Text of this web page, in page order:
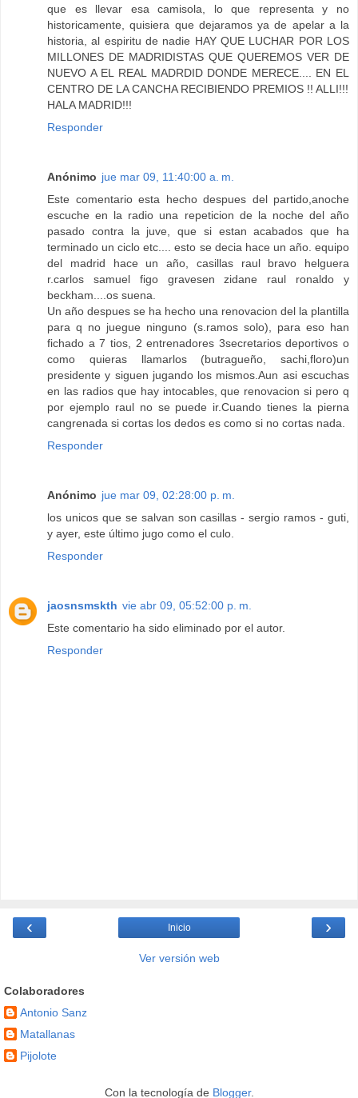
que es llevar esa camisola, lo que representa y no
historicamente, quisiera que dejaramos ya de apelar a la
historia, al espiritu de nadie HAY QUE LUCHAR POR LOS
MILLONES DE MADRIDISTAS QUE QUEREMOS VER DE
NUEVO A EL REAL MADRDID DONDE MERECE.... EN EL
CENTRO DE LA CANCHA RECIBIENDO PREMIOS !! ALLI!!!
HALA MADRID!!!
Responder
Anónimo jue mar 09, 11:40:00 a. m.
Este comentario esta hecho despues del partido,anoche
escuche en la radio una repeticion de la noche del año
pasado contra la juve, que si estan acabados que ha
terminado un ciclo etc.... esto se decia hace un año. equipo
del madrid hace un año, casillas raul bravo helguera
r.carlos samuel figo gravesen zidane raul ronaldo y
beckham....os suena.
Un año despues se ha hecho una renovacion del la plantilla
para q no juegue ninguno (s.ramos solo), para eso han
fichado a 7 tios, 2 entrenadores 3secretarios deportivos o
como quieras llamarlos (butragueño, sachi,floro)un
presidente y siguen jugando los mismos.Aun asi escuchas
en las radios que hay intocables, que renovacion si pero q
por ejemplo raul no se puede ir.Cuando tienes la pierna
cangrenada si cortas los dedos es como si no cortas nada.
Responder
Anónimo jue mar 09, 02:28:00 p. m.
los unicos que se salvan son casillas - sergio ramos - guti,
y ayer, este último jugo como el culo.
Responder
jaosnsmskth vie abr 09, 05:52:00 p. m.
Este comentario ha sido eliminado por el autor.
Responder
‹ ›
Inicio
Ver versión web
Colaboradores
Antonio Sanz
Matallanas
Pijolote
Con la tecnología de Blogger.